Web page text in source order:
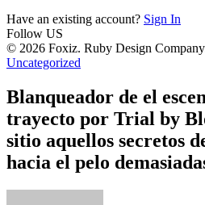
Have an existing account? Sign In
Follow US
© 2026 Foxiz. Ruby Design
Uncategorized
Blanqueador de el
trayecto por Trial by
sitio aquellos secretos
hacia el pelo